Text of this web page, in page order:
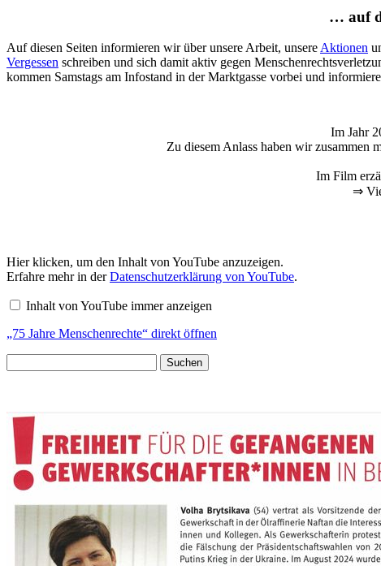
… auf
Auf diesen Seiten informieren wir über unsere Arbeit, unsere Aktionen
Vergessen schreiben und sich damit aktiv gegen
kommen Samstags am Infostand in der Marktgasse vorbei und
Im Jahr
Zu diesem Anlass haben wir zusammen
Im Film
⇒
„75
Jahre
Menschenrechte“
von
YouTube
Hier klicken, um den Inhalt von YouTube anzuzeigen.
Erfahre mehr in derDatenschutzerklärung von YouTube.
Inhalt von YouTube immer anzeigen
„75 Jahre Menschenrechte“ direkt öffnen
nach: